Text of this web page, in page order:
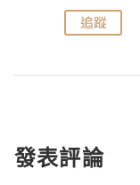
追蹤
發表評論